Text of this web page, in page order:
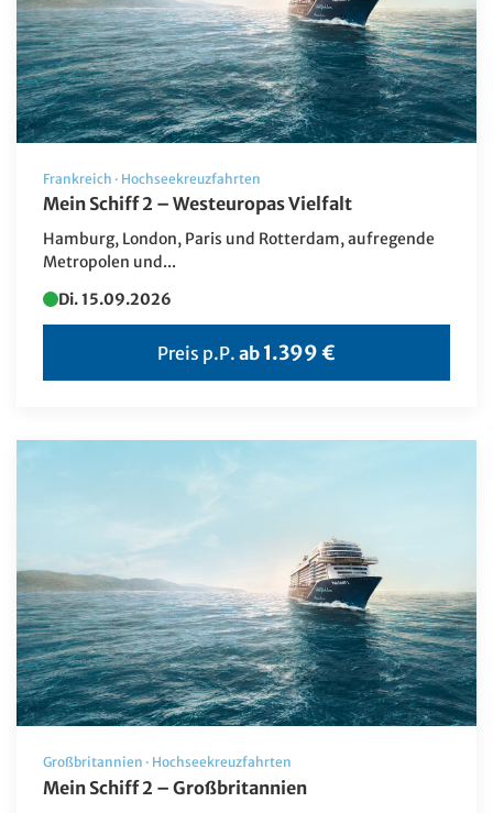
Belgien
Botswana
Brasilien
China
Deutschland
Estland
Fahrt ins Blaue
Frankreich
Großbritannien
Italien
Kanada
Kap Verde
Karibik
Liechtenstein
Frankreich · Hochseekreuzfahrten
Mein Schiff 2 – Westeuropas Vielfalt
Hamburg, London, Paris und Rotterdam, aufregende
Metropolen und...
Di. 15.09.2026
Preis p.P. ab 1.399 €
Großbritannien · Hochseekreuzfahrten
Mein Schiff 2 – Großbritannien